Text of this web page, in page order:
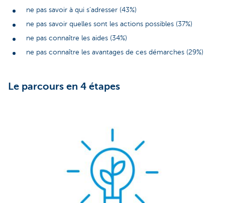
ne pas savoir à qui s’adresser (43%)
ne pas savoir quelles sont les actions possibles (37%)
ne pas connaître les aides (34%)
ne pas connaître les avantages de ces démarches (29%)
Le parcours en 4 étapes